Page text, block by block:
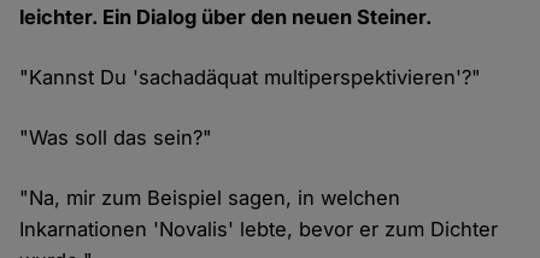
leichter. Ein Dialog über den neuen Steiner.
"Kannst Du 'sachadäquat multiperspektivieren'?"
"Was soll das sein?"
"Na, mir zum Beispiel sagen, in welchen
Inkarnationen 'Novalis' lebte, bevor er zum Dichter